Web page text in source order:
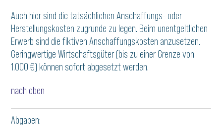
Auch hier sind die tatsächlichen Anschaffungs- oder
Herstellungskosten zugrunde zu legen. Beim unentgeltlichen
Erwerb sind die fiktiven Anschaffungskosten anzusetzen.
Geringwertige Wirtschaftsgüter (bis zu einer Grenze von
1.000 €) können sofort abgesetzt werden.
nach oben
Abgaben: